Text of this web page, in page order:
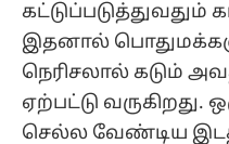
கட்டுப்படுத்துவதும்
இதனால்
நெரிசலால் கடும்
ஏற்பட்டு வருகிறது.
செல்ல வேண்டிய